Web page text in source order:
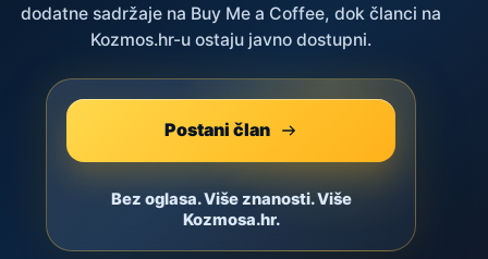
dodatne sadržaje na Buy Me a Coffee, dok članci na
Kozmos.hr-u ostaju javno dostupni.
Postani član
Bez oglasa. Više znanosti. Više
Kozmosa.hr.